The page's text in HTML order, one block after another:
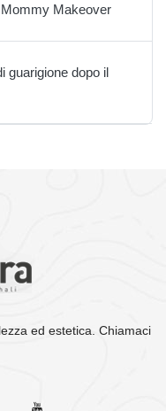
Makeover
guarigione dopo il
ed estetica. Chiamaci